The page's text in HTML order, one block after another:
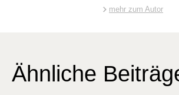
mehr zum Autor
Ähnliche